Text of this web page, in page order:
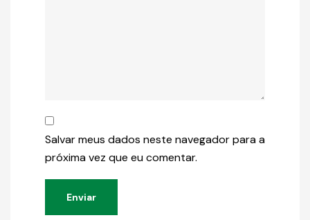
Salvar meus dados neste navegador para a
próxima vez que eu comentar.